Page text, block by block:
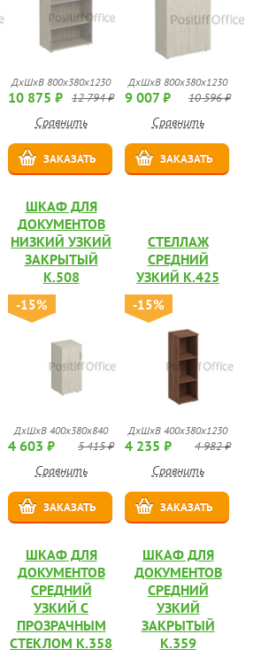
ДхШхВ 800x380x1230
10 875 ₽ 12 794 ₽
Сравнить
ЗАКАЗАТЬ
ДхШхВ 800x380x1230
9 007 ₽ 10 596 ₽
Сравнить
ЗАКАЗАТЬ
ШКАФ ДЛЯ
ДОКУМЕНТОВ
НИЗКИЙ УЗКИЙ
ЗАКРЫТЫЙ
К.508
-15%
ДхШхВ 400x380x840
4 603 ₽ 5 415 ₽
Сравнить
ЗАКАЗАТЬ
СТЕЛЛАЖ
СРЕДНИЙ
УЗКИЙ К.425
-15%
ДхШхВ 400x380x1230
4 235 ₽ 4 982 ₽
Сравнить
ЗАКАЗАТЬ
ШКАФ ДЛЯ
ДОКУМЕНТОВ
СРЕДНИЙ
УЗКИЙ С
ПРОЗРАЧНЫМ
СТЕКЛОМ К.358
ШКАФ ДЛЯ
ДОКУМЕНТОВ
СРЕДНИЙ
УЗКИЙ
ЗАКРЫТЫЙ
К.359